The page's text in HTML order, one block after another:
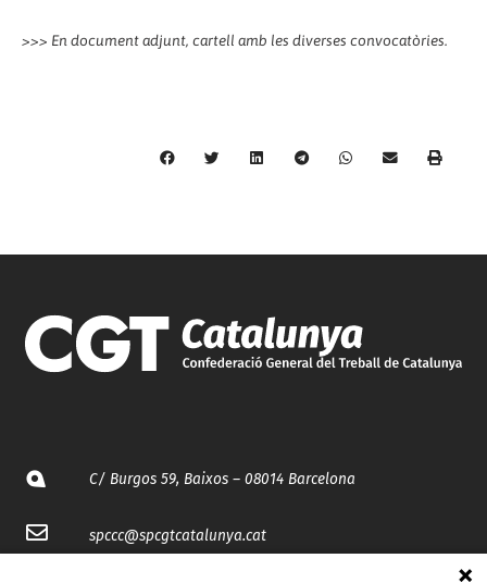
>>> En document adjunt, cartell amb les diverses convocatòries.
C/ Burgos 59, Baixos – 08014 Barcelona
spccc@spcgtcatalunya.cat